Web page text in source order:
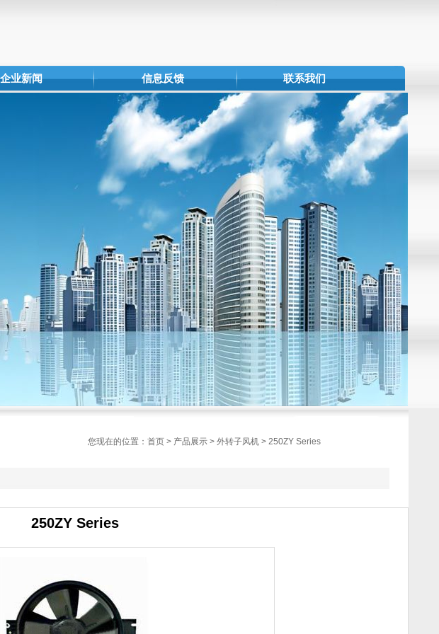
企业新闻 信息反馈 联系我们
您现在的位置： 首页 > 产品展示 > 外转子风机 > 250ZY Series
250ZY Series